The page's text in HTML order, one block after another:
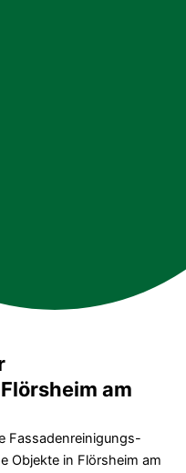
am
Fassadenreinigungs-
Objekte in Flörsheim am